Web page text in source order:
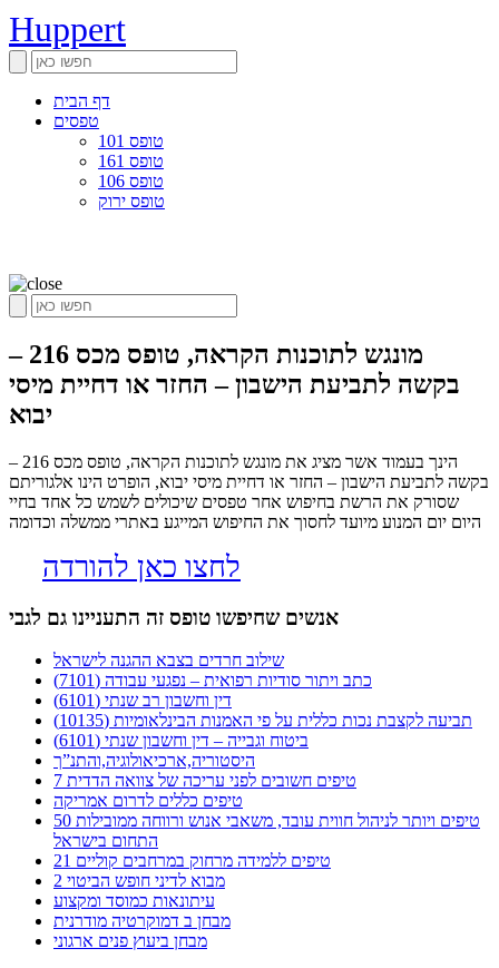
Huppert
דף הבית
טפסים
טופס 101
טופס 161
טופס 106
טופס ירוק
מונגש לתוכנות הקראה, טופס מכס 216 –
בקשה לתביעת הישבון – החזר או דחיית מיסי
יבוא
הינך בעמוד אשר מציג את מונגש לתוכנות הקראה, טופס מכס 216 –
בקשה לתביעת הישבון – החזר או דחיית מיסי יבוא, הופרט הינו אלגוריתם
שסורק את הרשת בחיפוש אחר טפסים שיכולים לשמש כל אחד בחיי
היום יום המנוע מיועד לחסוך את החיפוש המייגע באתרי ממשלה וכדומה
לחצו כאן להורדה
אנשים שחיפשו טופס זה התעניינו גם לגבי
שילוב חרדים בצבא ההגנה לישראל
כתב ויתור סודיות רפואית – נפגעי עבודה (7101)
דין וחשבון רב שנתי (6101)
תביעה לקצבת נכות כללית על פי האמנות הבינלאומיות (10135)
ביטוח וגבייה – דין וחשבון שנתי (6101)
היסטוריה,ארכיאולוגיה,והתנ”ך
7 טיפים חשובים לפני עריכה של צוואה הדדית
טיפים כללים לדרום אמריקה
50 טיפים ויותר לניהול חווית עובד, משאבי אנוש ורווחה ממובילות
התחום בישראל
21 טיפים ללמידה מרחוק במרחבים קוליים
מבוא לדיני חופש הביטוי 2
עיתונאות כמוסד ומקצוע
מבחן ב דמוקרטיה מודרנית
מבחן ביעוץ פנים ארגוני